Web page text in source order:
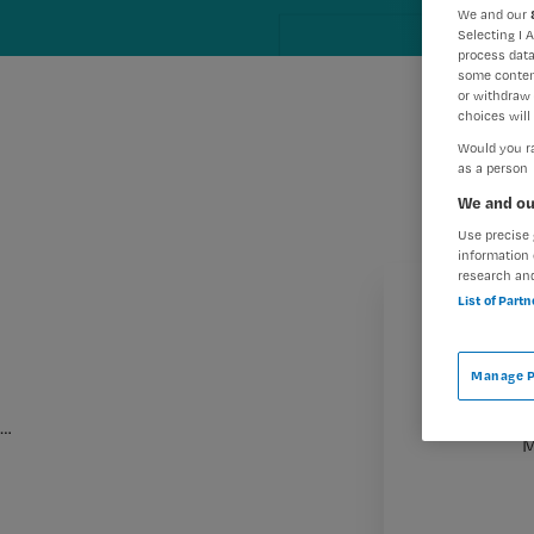
…
We and our
Selecting I
process
some
or withdraw
choices will
Would you
as a person
We and
Use
information
research
List of
Manage